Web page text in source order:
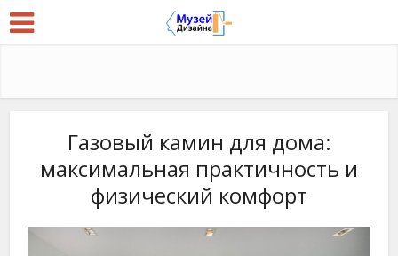
Газовый камин для дома:
максимальная практичность и
физический комфорт